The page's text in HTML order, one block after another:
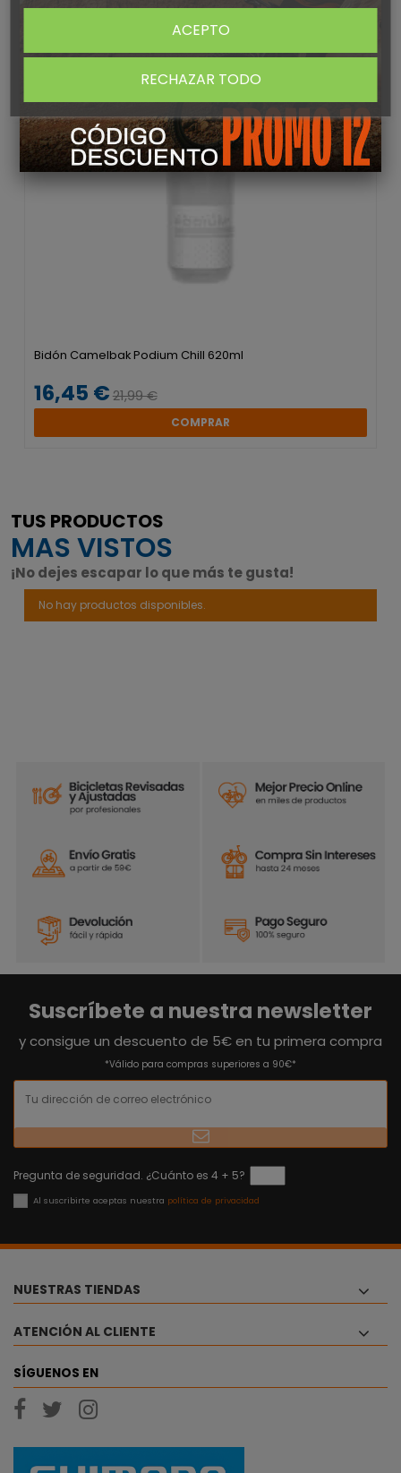
-25%
Bidón Camelbak Podium Chill 620ml
16,45 €21,99 €
COMPRAR
TUS PRODUCTOS
MAS VISTOS
¡No dejes escapar lo que más te gusta!
No hay productos disponibles.
Suscríbete a nuestra newsletter
y consigue un descuento de 5€ en tu primera compra
*Válido para compras superiores a 90€*
Pregunta de seguridad. ¿Cuánto es 4 + 5?
Al suscribirte aceptas nuestra política de privacidad
NUESTRAS TIENDAS
ATENCIÓN AL CLIENTE
SÍGUENOS EN
RECHAZAR TODO
ACEPTO